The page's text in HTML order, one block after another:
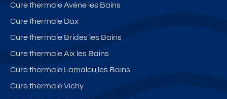
Cure thermale Avène les Bains
Cure thermale Dax
Cure thermale Brides les Bains
Cure thermale Aix les Bains
Cure thermale Lamalou les Bains
Cure thermale Vichy